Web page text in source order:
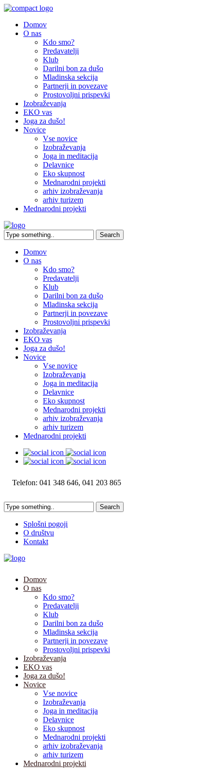
Domov
O nas
Kdo smo?
Predavatelji
Klub
Darilni bon za dušo
Mladinska sekcija
Partnerji in povezave
Prostovoljni prispevki
Izobraževanja
EKO vas
Joga za dušo!
Novice
Vse novice
Izobraževanja
Joga in meditacija
Delavnice
Eko skupnost
Mednarodni projekti
arhiv izobraževanja
arhiv turizem
Mednarodni projekti
Domov
O nas
Kdo smo?
Predavatelji
Klub
Darilni bon za dušo
Mladinska sekcija
Partnerji in povezave
Prostovoljni prispevki
Izobraževanja
EKO vas
Joga za dušo!
Novice
Vse novice
Izobraževanja
Joga in meditacija
Delavnice
Eko skupnost
Mednarodni projekti
arhiv izobraževanja
arhiv turizem
Mednarodni projekti
Telefon: 041 348 646, 041 203 865
Splošni pogoji
O društvu
Kontakt
Domov
O nas
Kdo smo?
Predavatelji
Klub
Darilni bon za dušo
Mladinska sekcija
Partnerji in povezave
Prostovoljni prispevki
Izobraževanja
EKO vas
Joga za dušo!
Novice
Vse novice
Izobraževanja
Joga in meditacija
Delavnice
Eko skupnost
Mednarodni projekti
arhiv izobraževanja
arhiv turizem
Mednarodni projekti